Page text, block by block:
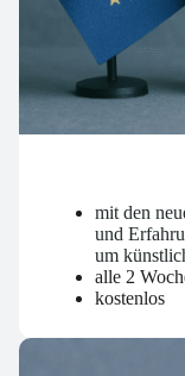
mit den
und
um
alle 2